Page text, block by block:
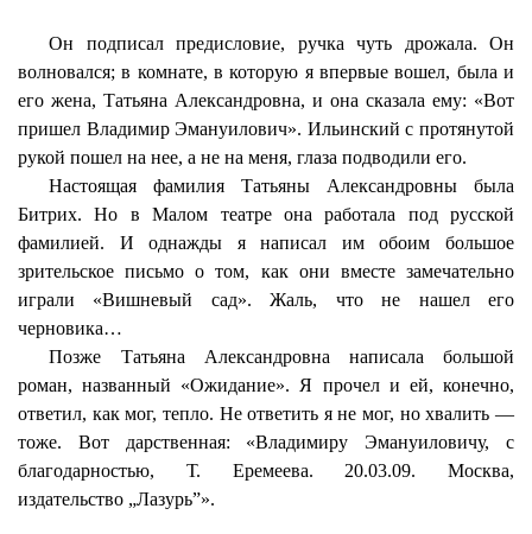
Он подписал предисловие, ручка чуть дрожала. Он
волновался; в комнате, в которую я впервые вошел, была и
его жена, Татьяна Александровна, и она сказала ему: «Вот
пришел Владимир Эмануилович». Ильинский с протянутой
рукой пошел на нее, а не на меня, глаза подводили его.
Настоящая фамилия Татьяны Александровны была
Битрих. Но в Малом театре она работала под русской
фамилией. И однажды я написал им обоим большое
зрительское письмо о том, как они вместе замечательно
играли «Вишневый сад». Жаль, что не нашел его
черновика…
Позже Татьяна Александровна написала большой
роман, названный «Ожидание». Я прочел и ей, конечно,
ответил, как мог, тепло. Не ответить я не мог, но хвалить —
тоже. Вот дарственная: «Владимиру Эмануиловичу, с
благодарностью, Т. Еремеева. 20.03.09. Москва,
издательство „Лазурь”».